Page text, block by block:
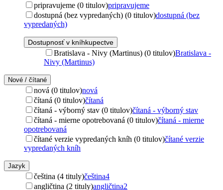
pripravujeme (0 titulov)pripravujeme
dostupná (bez vypredaných) (0 titulov)dostupná (bez
vypredaných)
Dostupnosť v kníhkupectve
Bratislava - Nivy (Martinus) (0 titulov)Bratislava -
Nivy (Martinus)
Nové / čítané
nová (0 titulov)nová
čítaná (0 titulov)čítaná
čítaná - výborný stav (0 titulov)čítaná - výborný stav
čítaná - mierne opotrebovaná (0 titulov)čítaná - mierne
opotrebovaná
čítané verzie vypredaných kníh (0 titulov)čítané verzie
vypredaných kníh
Jazyk
čeština (4 tituly)čeština4
angličtina (2 tituly)angličtina2